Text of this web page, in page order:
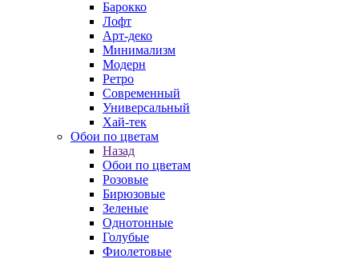
Барокко
Лофт
Арт-деко
Минимализм
Модерн
Ретро
Современный
Универсальный
Хай-тек
Обои по цветам
Назад
Обои по цветам
Розовые
Бирюзовые
Зеленые
Однотонные
Голубые
Фиолетовые